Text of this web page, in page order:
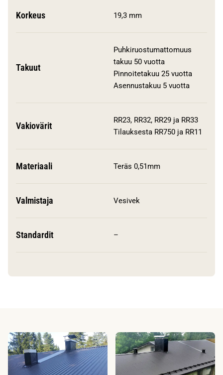
Korkeus 19,3 mm
Takuut
Puhkiruostumattomuus
takuu 50 vuotta
Pinnoitetakuu 25 vuotta
Asennustakuu 5 vuotta
Vakiovärit
RR23, RR32, RR29 ja RR33
Tilauksesta RR750 ja RR11
Materiaali Teräs 0,51mm
Valmistaja Vesivek
Standardit –